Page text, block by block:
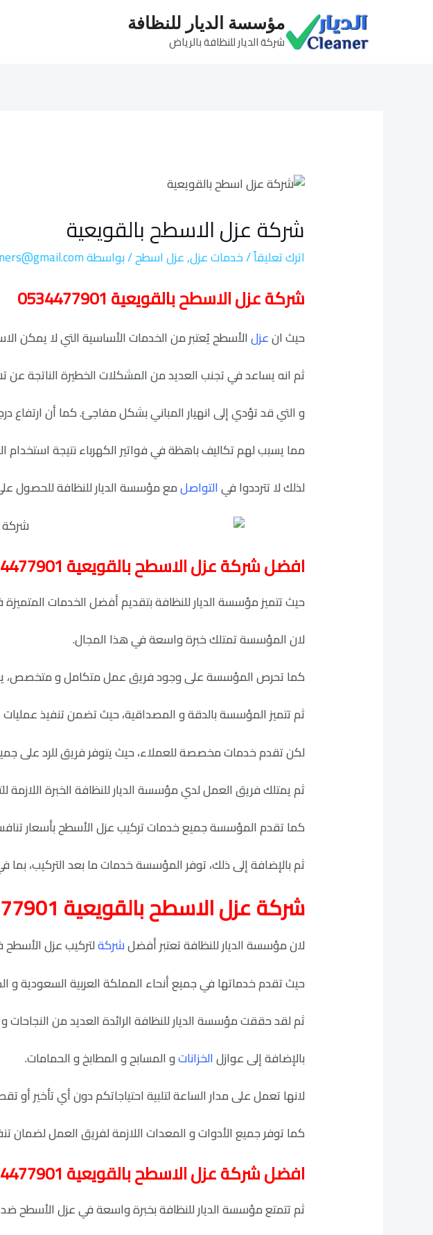
مؤسسة الديار للنظافة
شركة الديار للنظافة بالرياض
شركة عزل الاسطح بالقويعية
اترك تعليقاً/خدمات عزل,عزل اسطح/ بواسطة
شركة عزل الاسطح بالقويعية 0534477901
حيث انعزلالأسطح يُعتبر من الخدمات الأساسية التي لا يمكن
ثم انه يساعد في تجنب العديد من المشكلات الخطيرة الناتجة
و التي قد تؤدي إلى انهيار المباني بشكل مفاجئ. كما أن ارتفاع
مما يسبب لهم تكاليف باهظة في فواتير الكهرباء نتيجة
لذلك لا تترددوا فيالتواصلمع مؤسسة الديار للنظافة للحصول
افضل شركة عزل الاسطح بالقويعية 0534477901
حيث تتميز مؤسسة الديار للنظافة بتقديم أفضل الخدمات
لان المؤسسة تمتلك خبرة واسعة في هذا المجال.
كما تحرص المؤسسة على وجود فريق عمل متكامل و متخصص،
ثم تتميز المؤسسة بالدقة و المصداقية، حيث تضمن تنفيذ
لكن تقدم خدمات مخصصة للعملاء، حيث يتوفر فريق للرد على
ثم يمتلك فريق العمل لدي مؤسسة الديار للنظافة الخبرة
كما تقدم المؤسسة جميع خدمات تركيب عزل الأسطح بأسعار
ثم بالإضافة إلى ذلك، توفر المؤسسة خدمات ما بعد التركيب، بما
شركة عزل الاسطح بالقويعية 0534477901
لان مؤسسة الديار للنظافة تعتبر أفضلشركةلتركيب عزل
حيث تقدم خدماتها في جميع أنحاء المملكة العربية السعودية و
ثم لقد حققت مؤسسة الديار للنظافة الرائدة العديد من النجاحات
بالإضافة إلى عوازلالخزاناتو المسابح و المطابخ و الحمامات.
لانها تعمل على مدار الساعة لتلبية احتياجاتكم دون أي تأخير أو
كما توفر جميع الأدوات و المعدات اللازمة لفريق العمل لضمان
افضل شركة عزل الاسطح بالقويعية 0534477901
ثم تتمتع مؤسسة الديار للنظافة بخبرة واسعة في عزل الأسطح ضد